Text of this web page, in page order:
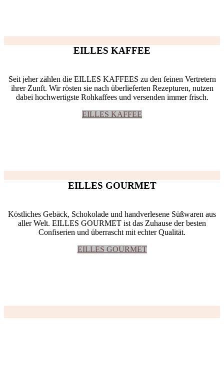
EILLES KAFFEE
Seit jeher zählen die EILLES KAFFEES zu den feinen Vertretern
ihrer Zunft. Wir rösten sie nach überlieferten Rezepturen, nutzen
dabei hochwertigste Rohkaffees und versenden immer frisch.
EILLES KAFFEE
EILLES GOURMET
Köstliches Gebäck, Schokolade und handverlesene Süßwaren aus
aller Welt. EILLES GOURMET ist das Zuhause der besten
Confiserien und überrascht mit echter Qualität.
EILLES GOURMET